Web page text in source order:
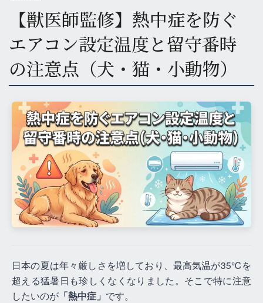
【獣医師監修】熱中症を防ぐ
エアコン設定温度と留守番時
の注意点（犬・猫・小動物）
日本の夏は年々厳しさを増しており、最高気温が35℃を
超える猛暑日も珍しくなくなりました。そこで特に注意
したいのが 「熱中症」 です。